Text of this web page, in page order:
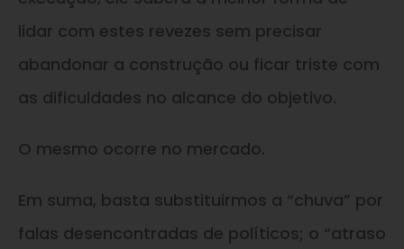
lidar com estes revezes sem precisar
abandonar a construção ou ficar triste com
as dificuldades no alcance do objetivo.
O mesmo ocorre no mercado.
Em suma, basta substituirmos a “chuva” por
falas desencontradas de políticos; o “atraso